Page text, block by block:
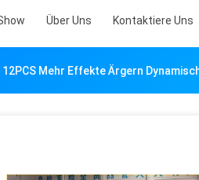
Über Uns Kontaktiere Uns
Mehr Effekte Ärgern